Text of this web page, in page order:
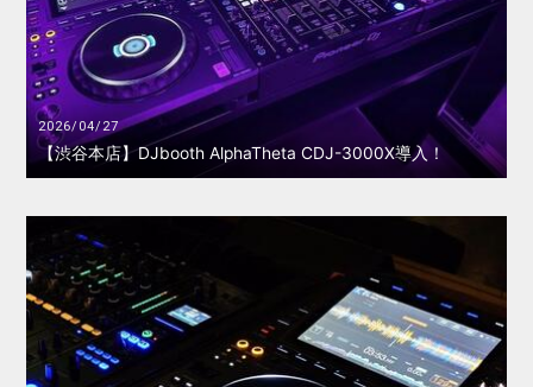
2026/04/27
【渋谷本店】DJbooth AlphaTheta CDJ-3000X導入！